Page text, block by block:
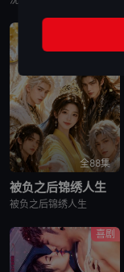
全88集
被负之后锦绣人生
被负之后锦绣人生
喜剧